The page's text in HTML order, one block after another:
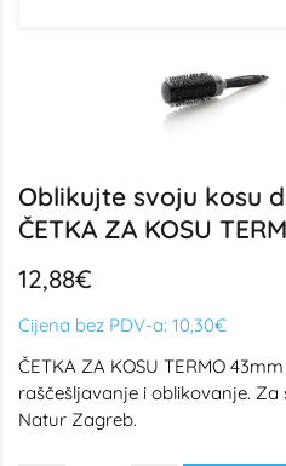
Oblikujte svoju kosu
ČETKA ZA KOSU
12,88€
Cijena bez PDV-a: 10,30€
ČETKA ZA KOSU TERMO
raščešljavanje i oblikovanje.
Natur Zagreb.